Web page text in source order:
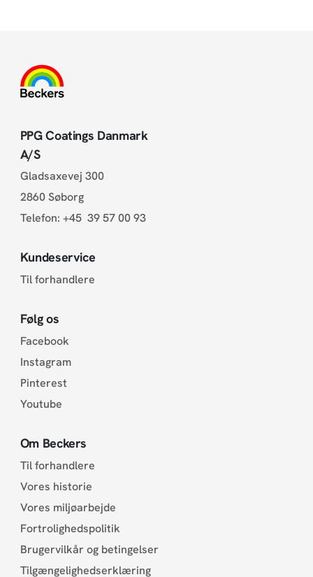
PPG Coatings Danmark
A/S
Gladsaxevej 300
2860 Søborg
Telefon: +45 39 57 00 93
Kundeservice
Til forhandlere
Følg os
Facebook
Instagram
Pinterest
Youtube
Om Beckers
Til forhandlere
Vores historie
Vores miljøarbejde
Fortrolighedspolitik
Brugervilkår og betingelser
Tilgængelighedserklæring